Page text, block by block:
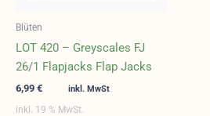
Blüten
LOT 420 – Greyscales FJ
26/1 Flapjacks Flap Jacks
6,99 € inkl. MwSt
inkl. 19 % MwSt.